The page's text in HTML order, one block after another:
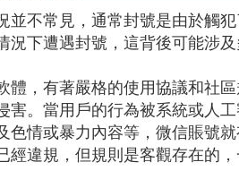
並不常見，通常封號是由於觸
下遭遇封號，這背後可能涉及
體，有著嚴格的使用協議和社
害。當用戶的行為被系統或人
色情或暴力內容等，微信賬號
經違規，但規則是客觀存在的